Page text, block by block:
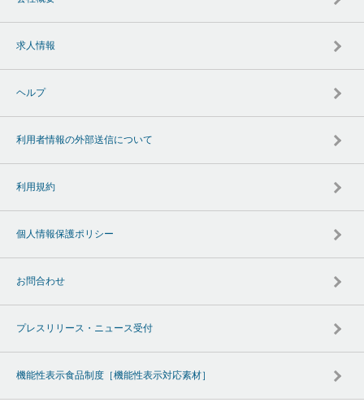
求人情報
ヘルプ
利用者情報の外部送信について
利用規約
個人情報保護ポリシー
お問合わせ
プレスリリース・ニュース受付
機能性表示食品制度［機能性表示対応素材］